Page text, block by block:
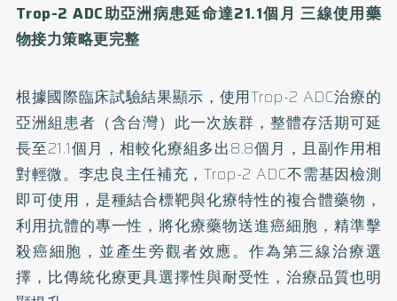
Trop-2 ADC助亞洲病患延命達21.1個月 三線使用藥
物接力策略更完整
根據國際臨床試驗結果顯示，使用Trop-2 ADC治療的
亞洲組患者（含台灣）此一次族群，整體存活期可延
長至21.1個月，相較化療組多出8.8個月，且副作用相
對輕微。李忠良主任補充，Trop-2 ADC不需基因檢測
即可使用，是種結合標靶與化療特性的複合體藥物，
利用抗體的專一性，將化療藥物送進癌細胞，精準擊
殺癌細胞，並產生旁觀者效應。作為第三線治療選
擇，比傳統化療更具選擇性與耐受性，治療品質也明